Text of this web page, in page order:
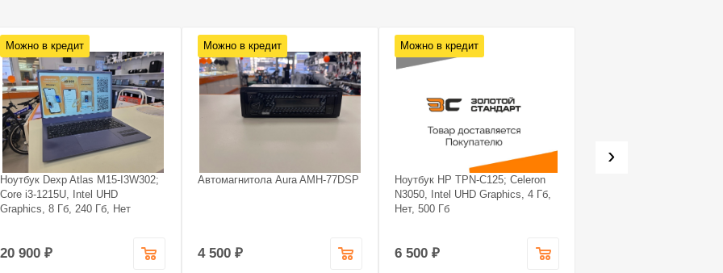
Можно в кредит
Ноутбук Dexp Atlas M15-I3W302;
Core i3-1215U, Intel UHD
Graphics, 8 Гб, 240 Гб, Нет
20 900 ₽
Можно в кредит
Автомагнитола Aura AMH-77DSP
4 500 ₽
Можно в кредит
Ноутбук HP TPN-C125; Celeron
N3050, Intel UHD Graphics, 4 Гб,
Нет, 500 Гб
6 500 ₽
›